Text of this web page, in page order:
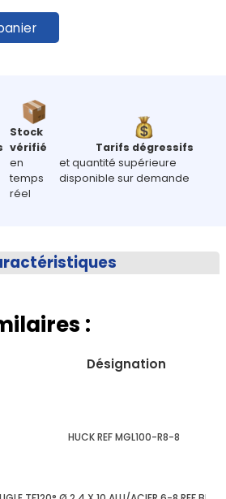
Stock
vérifié
en
temps
réel
Tarifs dégressifs
et quantité supérieure
disponible sur demande
:
Désignation
HUCK REF MGL100-R8-8